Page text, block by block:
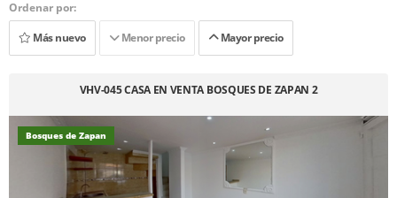
Ordenar por:
Más nuevo
Menor precio Mayor precio
VHV-045 CASA EN VENTA BOSQUES DE ZAPAN 2
Bosques de Zapan